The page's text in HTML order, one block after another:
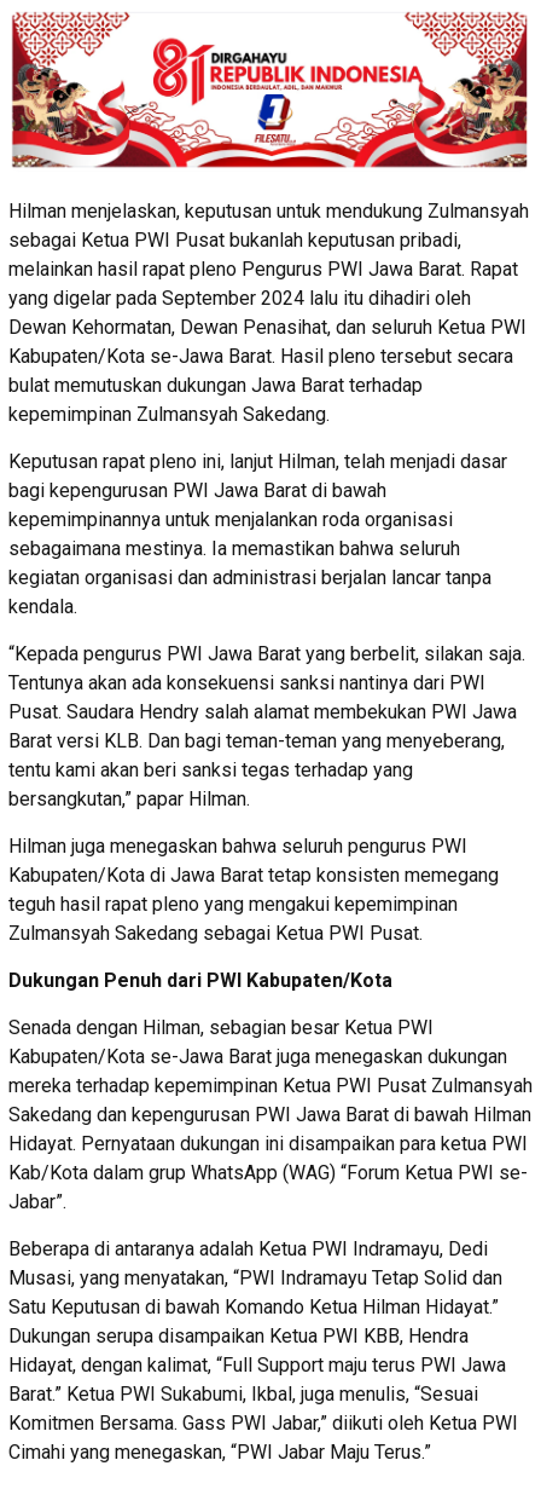
Hilman menjelaskan, keputusan untuk mendukung Zulmansyah
sebagai Ketua PWI Pusat bukanlah keputusan pribadi,
melainkan hasil rapat pleno Pengurus PWI Jawa Barat. Rapat
yang digelar pada September 2024 lalu itu dihadiri oleh
Dewan Kehormatan, Dewan Penasihat, dan seluruh Ketua PWI
Kabupaten/Kota se-Jawa Barat. Hasil pleno tersebut secara
bulat memutuskan dukungan Jawa Barat terhadap
kepemimpinan Zulmansyah Sakedang.
Keputusan rapat pleno ini, lanjut Hilman, telah menjadi dasar
bagi kepengurusan PWI Jawa Barat di bawah
kepemimpinannya untuk menjalankan roda organisasi
sebagaimana mestinya. Ia memastikan bahwa seluruh
kegiatan organisasi dan administrasi berjalan lancar tanpa
kendala.
“Kepada pengurus PWI Jawa Barat yang berbelit, silakan saja.
Tentunya akan ada konsekuensi sanksi nantinya dari PWI
Pusat. Saudara Hendry salah alamat membekukan PWI Jawa
Barat versi KLB. Dan bagi teman-teman yang menyeberang,
tentu kami akan beri sanksi tegas terhadap yang
bersangkutan,” papar Hilman.
Hilman juga menegaskan bahwa seluruh pengurus PWI
Kabupaten/Kota di Jawa Barat tetap konsisten memegang
teguh hasil rapat pleno yang mengakui kepemimpinan
Zulmansyah Sakedang sebagai Ketua PWI Pusat.
Dukungan Penuh dari PWI Kabupaten/Kota
Senada dengan Hilman, sebagian besar Ketua PWI
Kabupaten/Kota se-Jawa Barat juga menegaskan dukungan
mereka terhadap kepemimpinan Ketua PWI Pusat Zulmansyah
Sakedang dan kepengurusan PWI Jawa Barat di bawah Hilman
Hidayat. Pernyataan dukungan ini disampaikan para ketua PWI
Kab/Kota dalam grup WhatsApp (WAG) “Forum Ketua PWI se-
Jabar”.
Beberapa di antaranya adalah Ketua PWI Indramayu, Dedi
Musasi, yang menyatakan, “PWI Indramayu Tetap Solid dan
Satu Keputusan di bawah Komando Ketua Hilman Hidayat.”
Dukungan serupa disampaikan Ketua PWI KBB, Hendra
Hidayat, dengan kalimat, “Full Support maju terus PWI Jawa
Barat.” Ketua PWI Sukabumi, Ikbal, juga menulis, “Sesuai
Komitmen Bersama. Gass PWI Jabar,” diikuti oleh Ketua PWI
Cimahi yang menegaskan, “PWI Jabar Maju Terus.”